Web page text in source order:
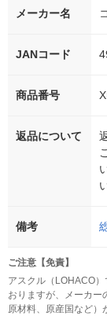
メーカー名
JANコード
商品番号
返品について
備考
ご注意【免責】
アスクル（LOHACO
おりますが、メーカー
原材料、原産国など）